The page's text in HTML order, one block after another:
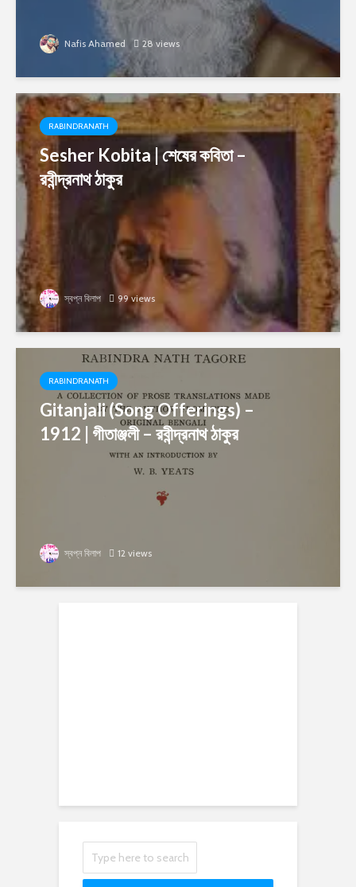
Nafis Ahamed 28 views
RABINDRANATH
Sesher Kobita | শেষের কবিতা –
রবীন্দ্রনাথ ঠাকুর
স্বপ্ন বিলাপ 99 views
RABINDRANATH
Gitanjali (Song Offerings) –
1912 | গীতাঞ্জলী – রবীন্দ্রনাথ ঠাকুর
স্বপ্ন বিলাপ 12 views